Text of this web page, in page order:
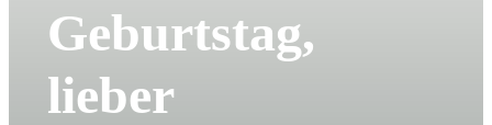
Geburtstag,
lieber